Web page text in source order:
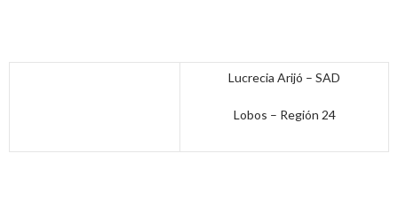
Lucrecia Arijó – SAD
Lobos – Región 24